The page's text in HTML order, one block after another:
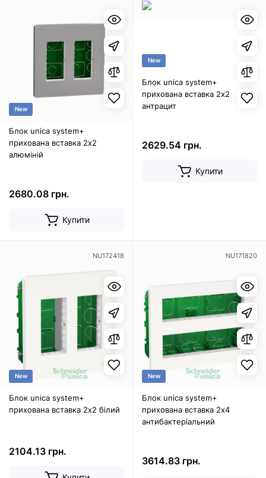
New
Блок unica system+
прихована вставка 2х2
алюміній
2680.08 грн.
Купити
New
Блок unica system+
прихована вставка 2х2
антрацит
2629.54 грн.
Купити
NU172418
New
Блок unica system+
прихована вставка 2х2 білий
2104.13 грн.
NU171820
New
Блок unica system+
прихована вставка 2х4
антибактеріальний
3614.83 грн.